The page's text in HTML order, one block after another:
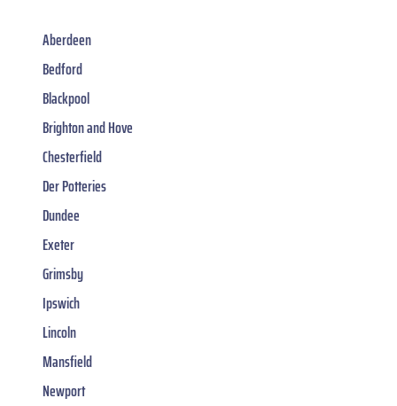
Aberdeen
Bedford
Blackpool
Brighton and Hove
Chesterfield
Der Potteries
Dundee
Exeter
Grimsby
Ipswich
Lincoln
Mansfield
Newport